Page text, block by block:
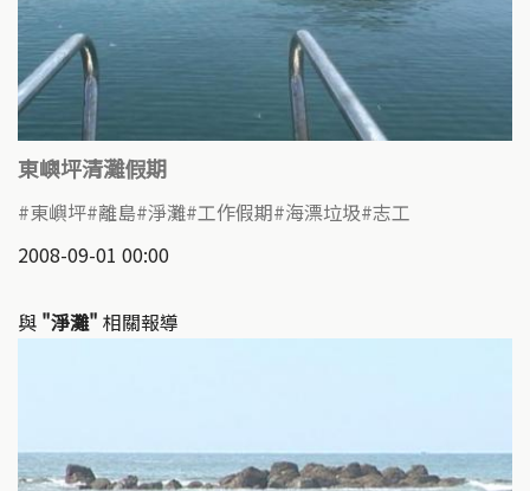
東嶼坪清灘假期
東嶼坪 離島 淨灘 工作假期 海漂垃圾 志工
2008-09-01 00:00
與 "淨灘" 相關報導